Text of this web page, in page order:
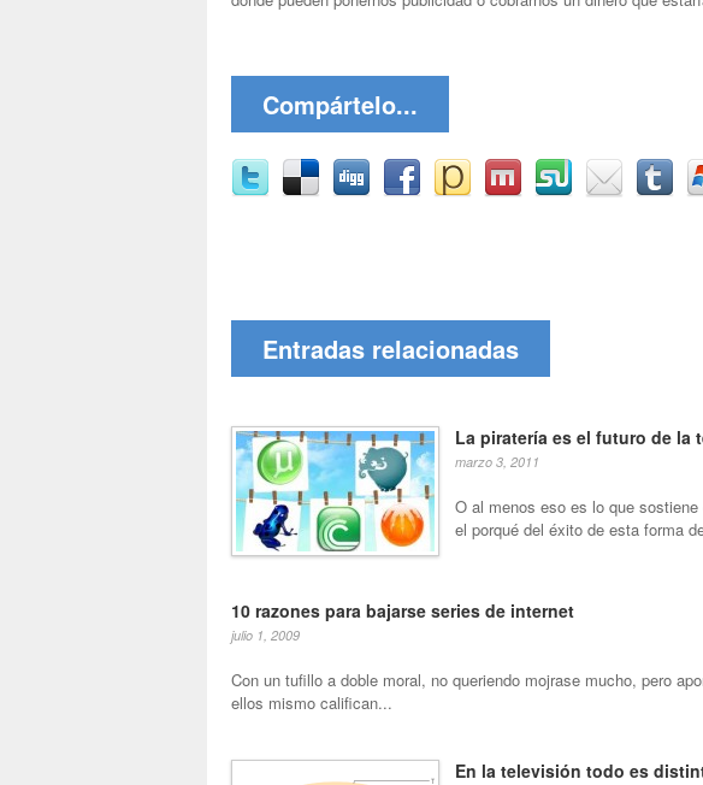
Compártelo...
Entradas relacionadas
La piratería es el futuro de la
marzo 3, 2011
O al menos eso es lo que
el porqué del éxito de esta forma
10 razones para bajarse series de internet
julio 1, 2009
Con un tufillo a doble moral, no queriendo mojrase mucho, pero
ellos mismo califican...
En la televisión todo es